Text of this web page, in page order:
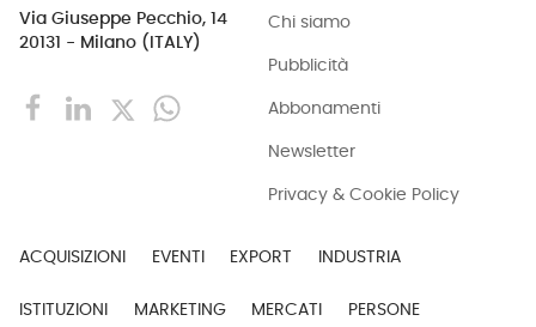
Via Giuseppe Pecchio, 14
20131 - Milano (ITALY)
Chi siamo
Pubblicità
Abbonamenti
Newsletter
Privacy & Cookie Policy
ACQUISIZIONI EVENTI EXPORT INDUSTRIA
ISTITUZIONI MARKETING MERCATI PERSONE